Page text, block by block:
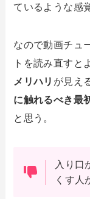
ているような感
なので動画チュ
トを読み直すと
メリハリ が見え
に触れるべき最
と思う。
入り口
くす人